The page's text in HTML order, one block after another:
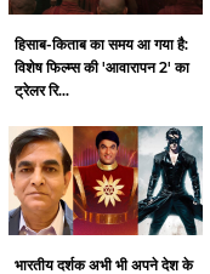
हिसाब-किताब का समय आ गया है:
विशेष फिल्म्स की 'आवारापन 2' का
ट्रेलर रि...
भारतीय दर्शक अभी भी अपने देश के